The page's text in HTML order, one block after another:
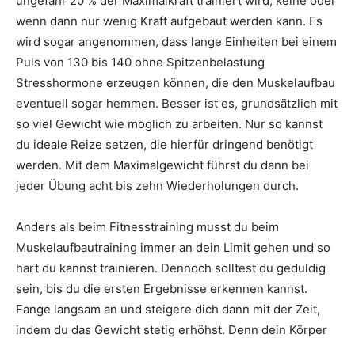
wenn dann nur wenig Kraft aufgebaut werden kann. Es
wird sogar angenommen, dass lange Einheiten bei einem
Puls von 130 bis 140 ohne Spitzenbelastung
Stresshormone erzeugen können, die den Muskelaufbau
eventuell sogar hemmen. Besser ist es, grundsätzlich mit
so viel Gewicht wie möglich zu arbeiten. Nur so kannst
du ideale Reize setzen, die hierfür dringend benötigt
werden. Mit dem Maximalgewicht führst du dann bei
jeder Übung acht bis zehn Wiederholungen durch.
Anders als beim Fitnesstraining musst du beim
Muskelaufbautraining immer an dein Limit gehen und so
hart du kannst trainieren. Dennoch solltest du geduldig
sein, bis du die ersten Ergebnisse erkennen kannst.
Fange langsam an und steigere dich dann mit der Zeit,
indem du das Gewicht stetig erhöhst. Denn dein Körper